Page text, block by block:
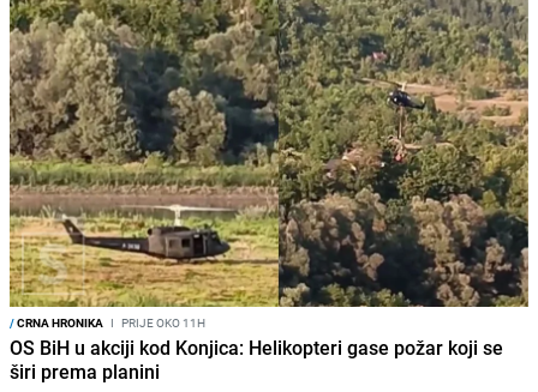
/CRNA HRONIKA I PRIJE OKO 11H
OS BiH u akciji kod Konjica: Helikopteri gase požar koji se
širi prema planini